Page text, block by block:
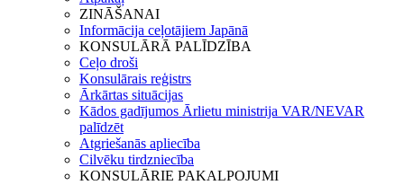
ZINĀŠANAI
Informācija ceļotājiem Japānā
KONSULĀRĀ PALĪDZĪBA
Ceļo droši
Konsulārais reģistrs
Ārkārtas situācijas
Kādos gadījumos Ārlietu ministrija VAR/NEVAR
palīdzēt
Atgriešanās apliecība
Cilvēku tirdzniecība
KONSULĀRIE PAKALPOJUMI